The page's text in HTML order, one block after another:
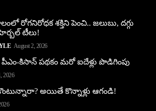
రోగనిరోధక శక్తిని పెంచి.. జలుబు, దగ్గు
టీలు!
August 2, 2026
పీఎం-కిసాన్ పథకం మరో ఐదేళ్లు పొడిగింపు
2026
అయితే కొన్నాళ్లు ఆగండి!